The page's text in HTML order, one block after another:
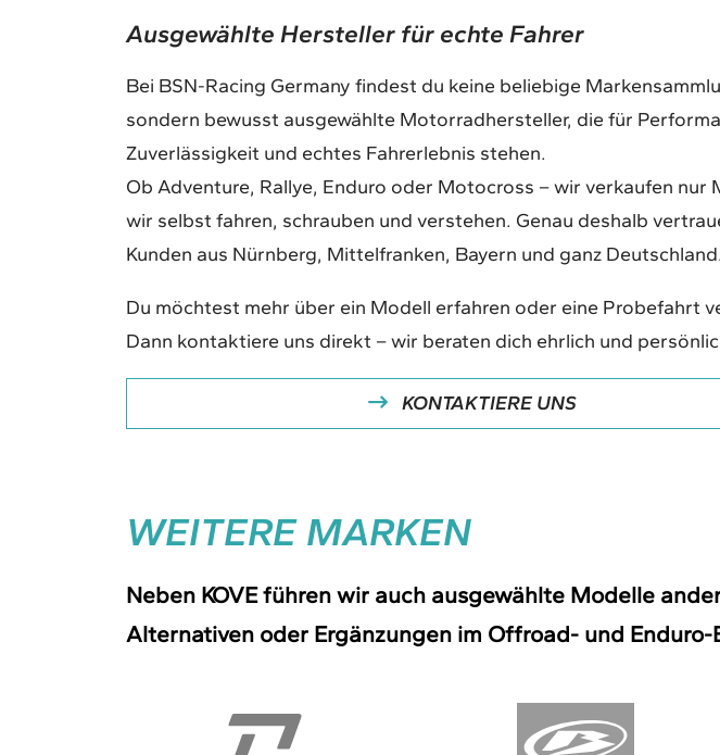
Ausgewählte Hersteller für echte Fahrer
Bei BSN-Racing Germany findest du keine beliebige
sondern bewusst ausgewählte Motorradhersteller, die für
Zuverlässigkeit und echtes Fahrerlebnis stehen.
Ob Adventure, Rallye, Enduro oder Motocross – wir verkaufen nur
wir selbst fahren, schrauben und verstehen. Genau deshalb
Kunden aus Nürnberg, Mittelfranken, Bayern und ganz Deutschland.
Du möchtest mehr über ein Modell erfahren oder eine Probefahrt
Dann kontaktiere uns direkt – wir beraten dich ehrlich und
KONTAKTIERE UNS
WEITERE MARKEN
Neben KOVE führen wir auch ausgewählte Modelle
Alternativen oder Ergänzungen im Offroad- und Enduro-